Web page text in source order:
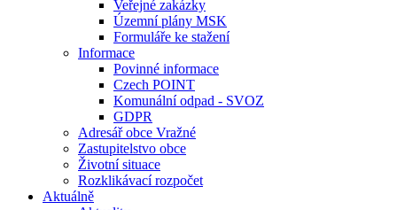
Veřejné zakázky
Územní plány MSK
Formuláře ke stažení
Informace
Povinné informace
Czech POINT
Komunální odpad - SVOZ
GDPR
Adresář obce Vražné
Zastupitelstvo obce
Životní situace
Rozklikávací rozpočet
Aktuálně